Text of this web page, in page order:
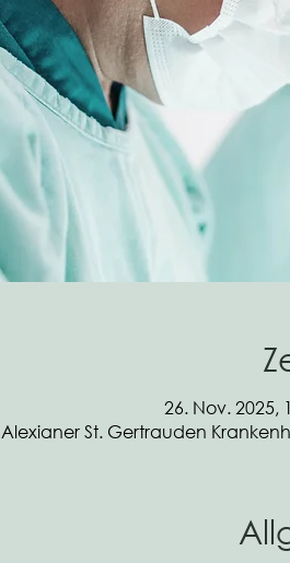
26. Nov. 2025,
Alexianer St. Gertrauden